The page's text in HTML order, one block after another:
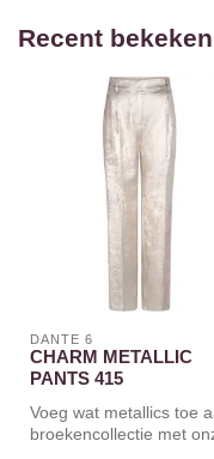
Recent bekeken
DANTE 6
CHARM METALLIC
PANTS 415
Voeg wat metallics toe
broekencollectie met